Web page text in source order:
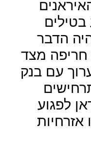
בטילים
הדבר
חריפה מצד
עם בנק
לפגוע